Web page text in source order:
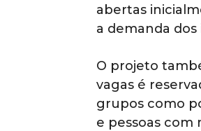
abertas
a demanda dos
O projeto
vagas é
grupos como
e pessoas com